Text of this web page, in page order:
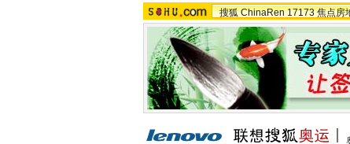
搜狐 ChinaRen 17173 焦点房